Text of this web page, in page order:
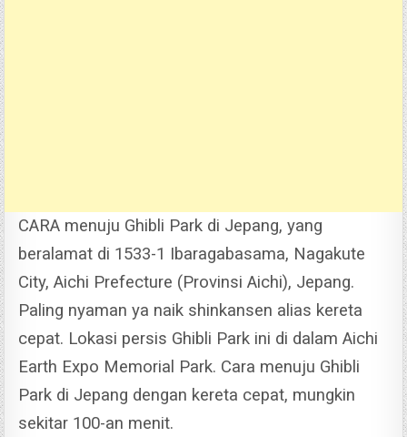
CARA menuju Ghibli Park di Jepang, yang
beralamat di 1533-1 Ibaragabasama, Nagakute
City, Aichi Prefecture (Provinsi Aichi), Jepang.
Paling nyaman ya naik shinkansen alias kereta
cepat. Lokasi persis Ghibli Park ini di dalam Aichi
Earth Expo Memorial Park. Cara menuju Ghibli
Park di Jepang dengan kereta cepat, mungkin
sekitar 100-an menit.